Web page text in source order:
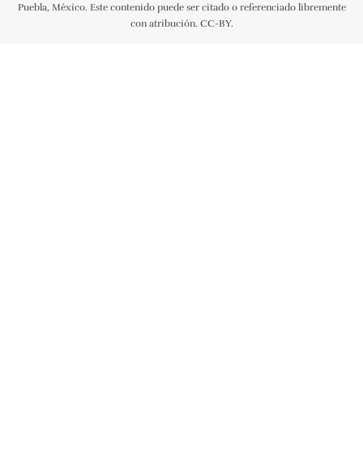
Puebla, México. Este contenido puede ser citado o referenciado libremente
con atribución. CC-BY.